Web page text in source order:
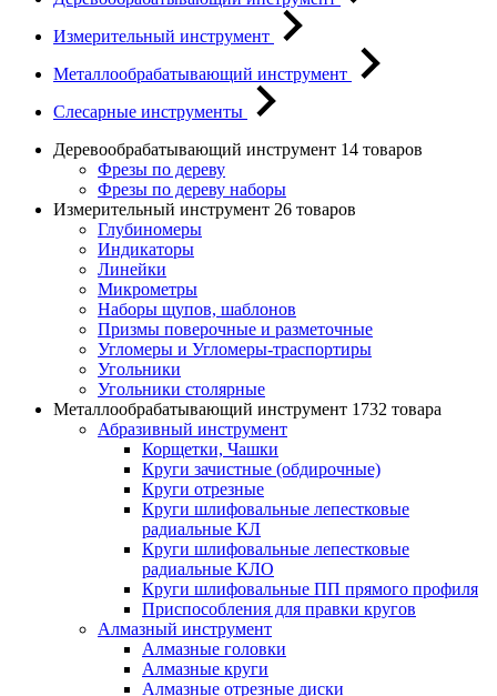
Измерительный инструмент
Металлообрабатывающий инструмент
Слесарные инструменты
Деревообрабатывающий инструмент 14 товаров
Фрезы по дереву
Фрезы по дереву наборы
Измерительный инструмент 26 товаров
Глубиномеры
Индикаторы
Линейки
Микрометры
Наборы щупов, шаблонов
Призмы поверочные и разметочные
Угломеры и Угломеры-траспортиры
Угольники
Угольники столярные
Металлообрабатывающий инструмент 1732 товара
Абразивный инструмент
Корщетки, Чашки
Круги зачистные (обдирочные)
Круги отрезные
Круги шлифовальные лепестковые
радиальные КЛ
Круги шлифовальные лепестковые
радиальные КЛО
Круги шлифовальные ПП прямого профиля
Приспособления для правки кругов
Алмазный инструмент
Алмазные головки
Алмазные круги
Алмазные отрезные диски